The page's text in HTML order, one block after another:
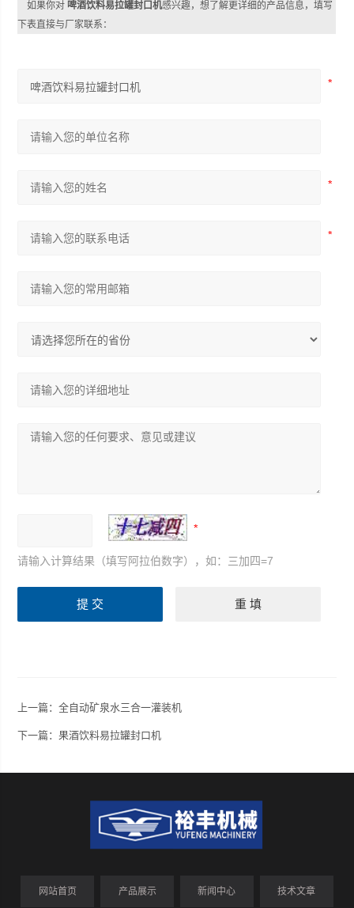
如果你对 啤酒饮料易拉罐封口机感兴趣，想了解更详细的产品信息，填写
下表直接与厂家联系：
请输入计算结果（填写阿拉伯数字），如：三加四=7
上一篇：全自动矿泉水三合一灌装机
下一篇：果酒饮料易拉罐封口机
网站首页 产品展示 新闻中心 技术文章